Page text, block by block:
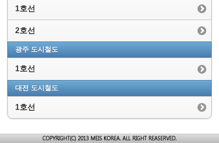
1호선
2호선
광주 도시철도
1호선
대전 도시철도
1호선